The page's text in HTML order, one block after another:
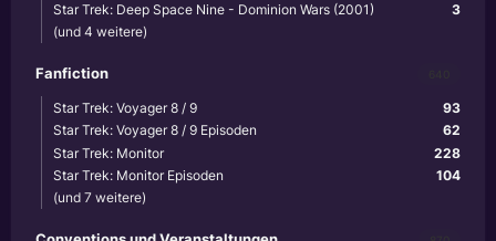
3
Star Trek: Deep Space Nine - Dominion Wars (2001)
(und 4 weitere)
Fanfiction
93
Star Trek: Voyager 8 / 9
62
Star Trek: Voyager 8 / 9 Episoden
228
Star Trek: Monitor
104
Star Trek: Monitor Episoden
(und 7 weitere)